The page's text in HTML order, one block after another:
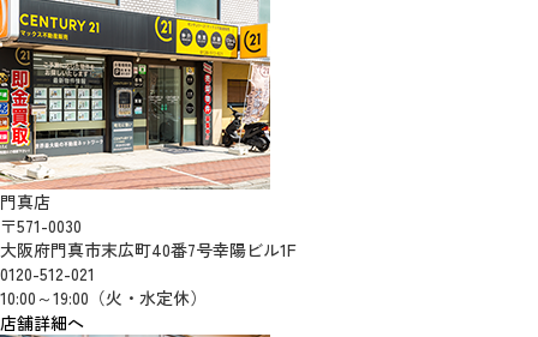
門真店
〒571-0030
大阪府門真市末広町40番7号幸陽ビル1F
0120-512-021
10:00～19:00（火・水定休）
店舗詳細へ